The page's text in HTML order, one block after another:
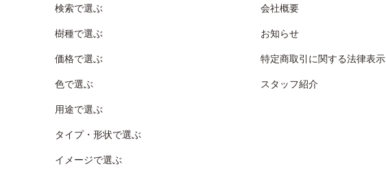
検索で選ぶ
樹種で選ぶ
価格で選ぶ
色で選ぶ
用途で選ぶ
タイプ・形状で選ぶ
イメージで選ぶ
会社概要
お知らせ
特定商取引に関する法律表示
スタッフ紹介